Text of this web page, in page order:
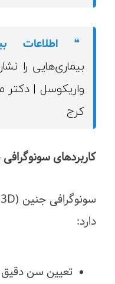
❝ اطلاعات
بیماری‌هایی را
واریکوسل | دکتر
کرج
کاربردهای
دارد:
تعیین سن دقیق